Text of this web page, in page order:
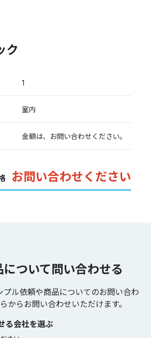
ク
1
室内
金額は、お問い合わせください。
お問い合わせください
について問い合わせる
プル依頼や商品についてのお問い合わ
からお問い合わせいただけます。
る会社を選ぶ